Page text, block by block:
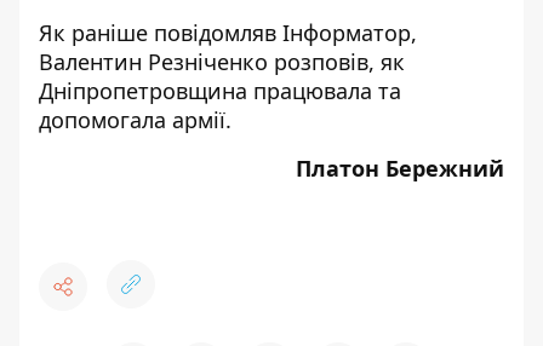
Як раніше повідомляв Інформатор,
Валентин Резніченко розповів, як
Дніпропетровщина працювала та
допомогала армії.
Платон Бережний